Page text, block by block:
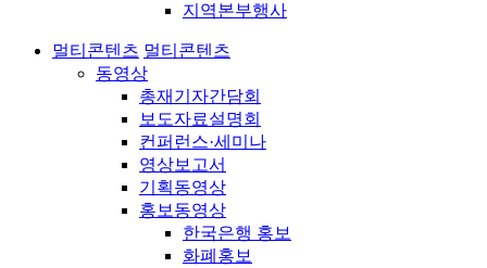
지역본부행사
멀티콘텐츠 멀티콘텐츠
동영상
총재기자간담회
보도자료설명회
컨퍼런스·세미나
영상보고서
기획동영상
홍보동영상
한국은행 홍보
화폐홍보